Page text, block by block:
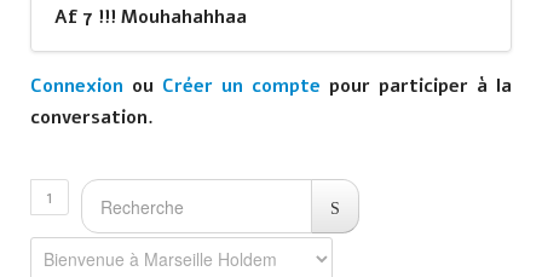
Af 7 !!! Mouhahahhaa
Connexion ou Créer un compte pour participer à la
conversation.
1